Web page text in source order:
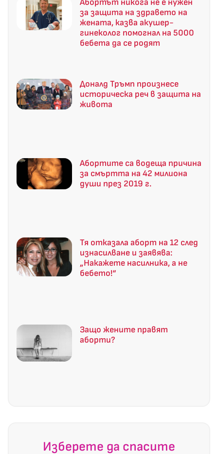
Абортът никога не е нужен
за защита на здравето на
жената, казва акушер-
гинеколог помогнал на 5000
бебета да се родят
Доналд Тръмп произнесе
историческа реч в защита на
живота
Абортите са водеща причина
за смъртта на 42 милиона
души през 2019 г.
Тя отказала аборт на 12 след
изнасилване и заявява:
„Накажете насилника, а не
бебето!“
Защо жените правят
аборти?
Изберете да спасите